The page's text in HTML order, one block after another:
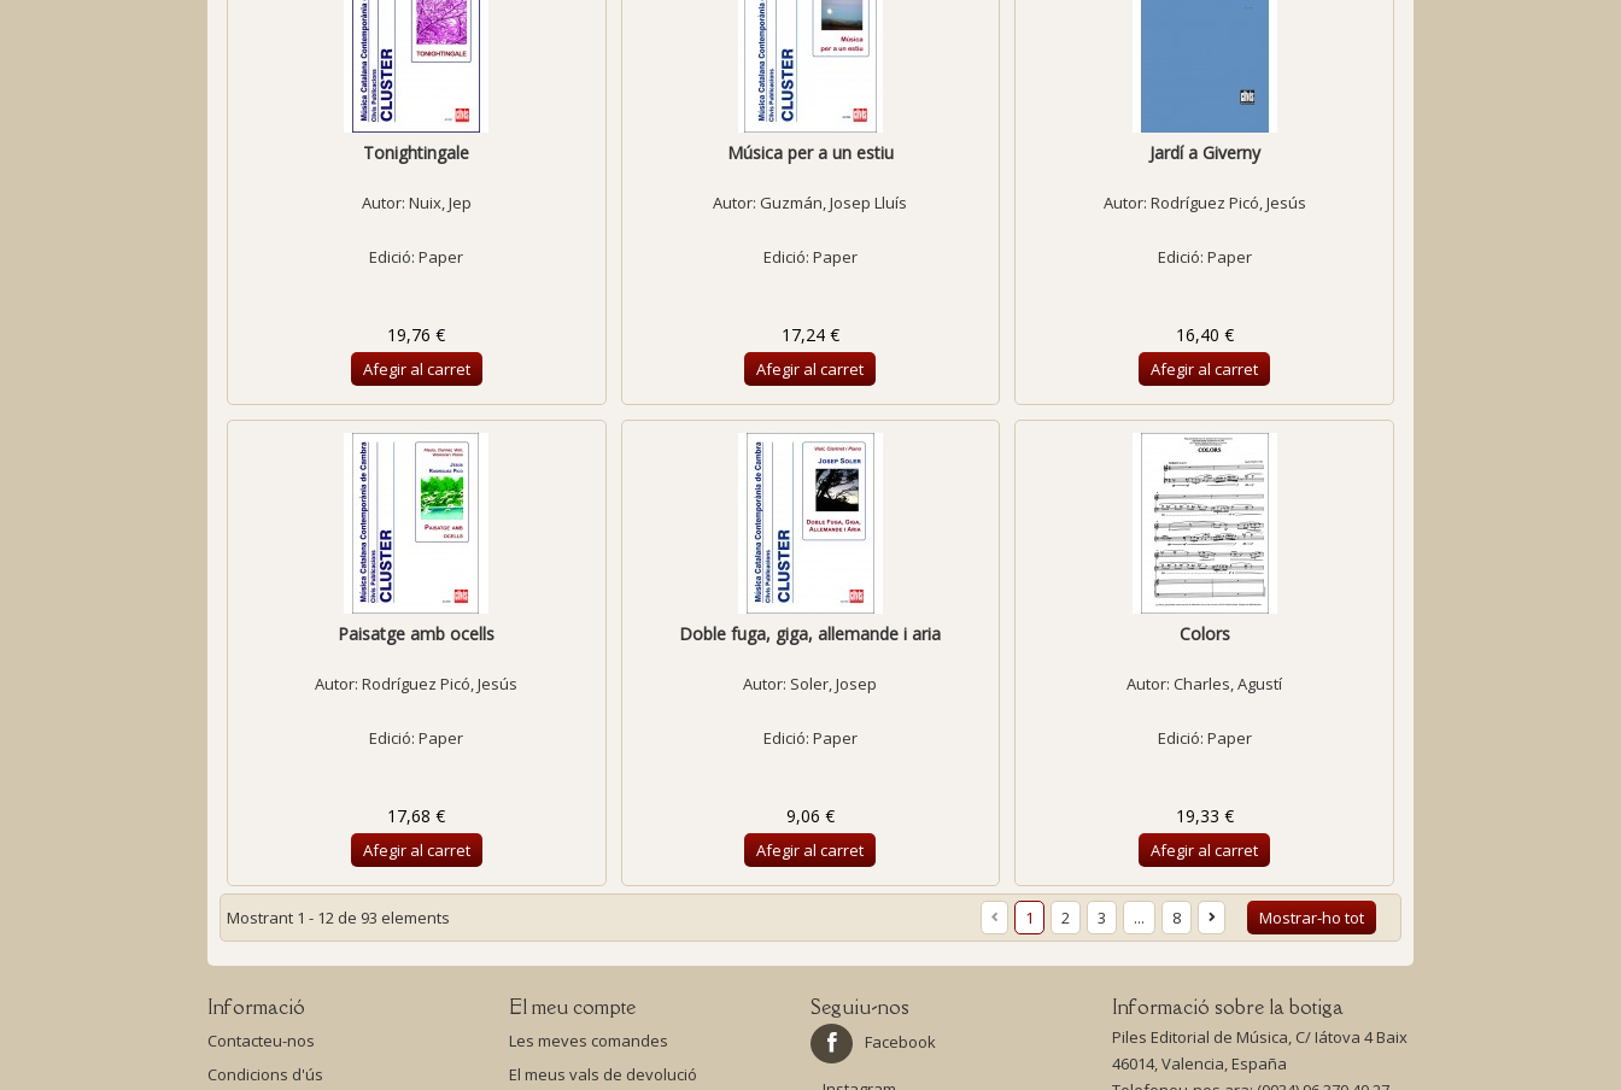
Tonightingale
Autor: Nuix, Jep
Edició: Paper
19,76 €
Afegir al carret
Música per a un estiu
Autor: Guzmán, Josep Lluís
Edició: Paper
17,24 €
Afegir al carret
Jardí a Giverny
Autor: Rodríguez Picó, Jesús
Edició: Paper
16,40 €
Afegir al carret
Paisatge amb ocells
Autor:Rodríguez Picó, Jesús
Edició: Paper
17,68 €
Afegir al carret
Doble fuga, giga, allemande i aria
Autor: Soler, Josep
Edició: Paper
9,06 €
Afegir al carret
Colors
Autor:Charles, Agustí
Edició: Paper
19,33 €
Afegir al carret
Mostrar-ho tot
1 2 3 ... 8
Mostrant 1 - 12 de 93 elements
Informació
Contacteu-nos
Condicions d'ús
El meu compte
Les meves comandes
El meus vals de devolució
Seguiu-nos
Facebook
Informació sobre la botiga
Piles Editorial de Música, C/ Iátova 4 Baix
46014, Valencia, España